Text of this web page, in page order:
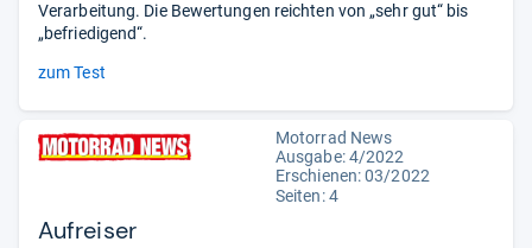
Verarbeitung. Die Bewertungen reichten von „sehr gut“ bis
„befriedigend“.
zum Test
Motorrad News
Ausgabe: 4/2022
Erschienen: 03/2022
Seiten: 4
Aufreiser